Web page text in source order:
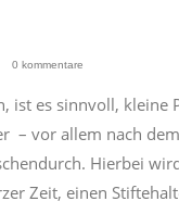
0 kommentare
ist es sinnvoll,
– vor allem nach
Hierbei
Zeit, einen